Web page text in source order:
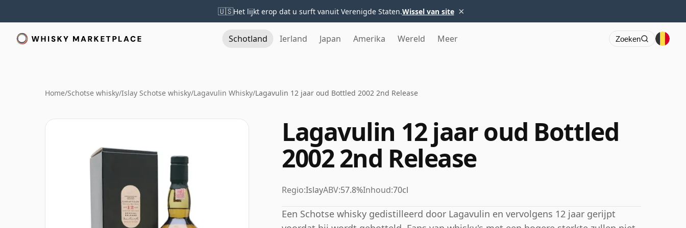
🇺🇸Het lijkt erop dat u surft vanuit Verenigde Staten.Wissel van site ×
Schotland Ierland Japan Amerika Wereld Meer Zoeken
Home/Schotse whisky/Islay Schotse whisky/Lagavulin Whisky/Lagavulin 12 jaar oud Bottled 2002 2nd Release
Lagavulin 12 jaar oud Bottled
2002 2nd Release
Regio:IslayABV:57.8%Inhoud:70cl
Een Schotse whisky gedistilleerd door Lagavulin en vervolgens 12 jaar gerijpt